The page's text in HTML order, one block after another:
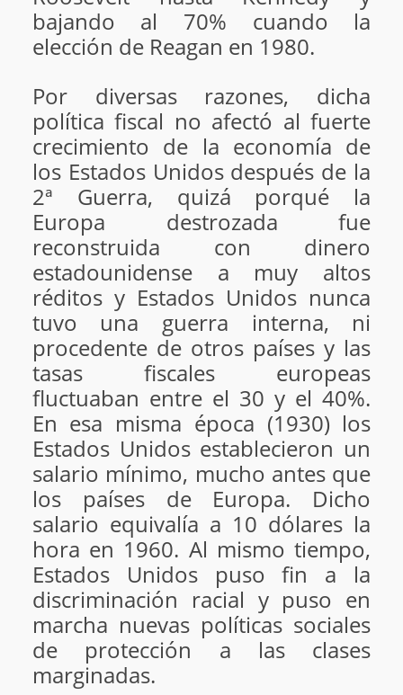
bajando al 70% cuando la
elección de Reagan en 1980.
Por diversas razones, dicha
política fiscal no afectó al fuerte
crecimiento de la economía de
los Estados Unidos después de la
2ª Guerra, quizá porqué la
Europa destrozada fue
reconstruida con dinero
estadounidense a muy altos
réditos y Estados Unidos nunca
tuvo una guerra interna, ni
procedente de otros países y las
tasas fiscales europeas
fluctuaban entre el 30 y el 40%.
En esa misma época (1930) los
Estados Unidos establecieron un
salario mínimo, mucho antes que
los países de Europa. Dicho
salario equivalía a 10 dólares la
hora en 1960. Al mismo tiempo,
Estados Unidos puso fin a la
discriminación racial y puso en
marcha nuevas políticas sociales
de protección a las clases
marginadas.